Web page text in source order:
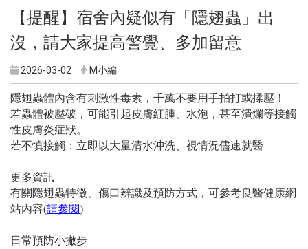
【提醒】宿舍內疑似有「隱翅蟲」出
沒，請大家提高警覺、多加留意
2026-03-02 M小編
隱翅蟲體內含有刺激性毒素，千萬不要用手拍打或揉壓！
若蟲體被壓破，可能引起皮膚紅腫、水泡，甚至潰爛等接觸
性皮膚炎症狀。
若不慎接觸：立即以大量清水沖洗、視情況儘速就醫
更多資訊
有關隱翅蟲特徵、傷口辨識及預防方式，可參考良醫健康網
站內容(請參閱)
日常預防小撇步